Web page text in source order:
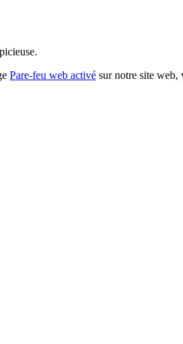
Pare-feu web activé sur notre site web,